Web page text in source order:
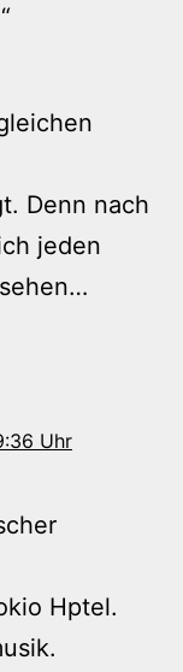
Denn nach
jeden
Uhr
Hptel.